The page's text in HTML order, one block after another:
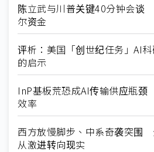
陈立武与川普关键40分钟会谈
尔资金
评析：美国「创世纪任务」AI
的启示
InP基板荒恐成AI传输供应瓶
效率
西方放慢脚步、中系奇袭突围
从激进转向现实